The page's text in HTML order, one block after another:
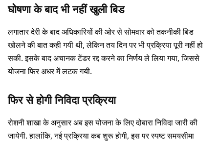
घोषणा के बाद भी नहीं खुली बिड
लगातार देरी के बाद अधिकारियों की ओर से सोमवार को तकनीकी बिड
खोलने की बात कही गयी थी, लेकिन तय दिन पर भी प्रक्रिया पूरी नहीं हो
सकी. इसके बाद अचानक टेंडर रद्द करने का निर्णय ले लिया गया, जिससे
योजना फिर अधर में लटक गयी.
फिर से होगी निविदा प्रक्रिया
रोशनी शाखा के अनुसार अब इस योजना के लिए दोबारा निविदा जारी की
जायेगी. हालांकि, नई प्रक्रिया कब शुरू होगी, इस पर स्पष्ट समयसीमा